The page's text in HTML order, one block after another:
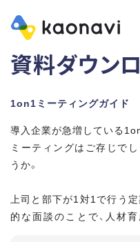
資料ダウン
1on1ミーティングガイド
導入企業が急増している
ミーティングはご存じでし
うか。
上司と部下が1対1で行う定
的な面談のことで、人材